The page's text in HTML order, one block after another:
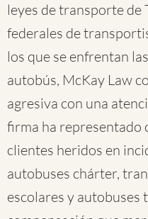
leyes de transporte de
federales de
los que se enfrentan
autobús, McKay Law
agresiva con una
firma ha representado
clientes heridos en
autobuses chárter,
escolares y autobuses